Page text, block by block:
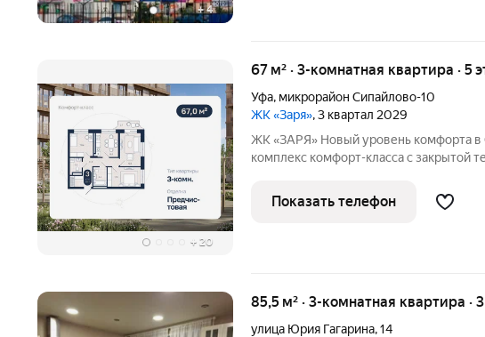
+4
+ 20
67 м² · 3-комнатная квартира · 5
Уфа, микрорайон Сипайлово-10
ЖК «Заря», 3 квартал 2029
ЖК «ЗАРЯ» Новый уровень комфорта в Сипайлово Жилой
комплекс комфорт-класса с закрытой
города. Проект объединяет
новый стандарт застройки с
Показать телефон
85,5 м² · 3-комнатная квартира ·
улица Юрия Гагарина,14